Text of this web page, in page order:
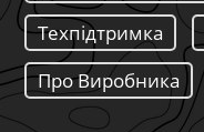
Техпідтримка
Про Виробника